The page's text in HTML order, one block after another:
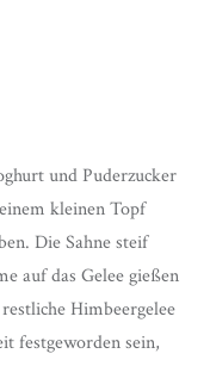
und Puderzucker
kleinen Topf
Die Sahne steif
auf das Gelee gießen
Himbeergelee
festgeworden sein,